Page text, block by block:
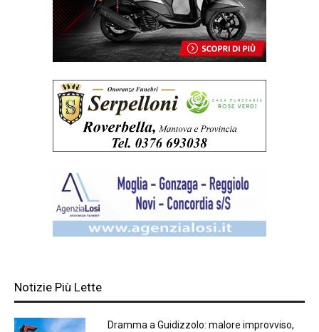
Notizie Più Lette
Dramma a Guidizzolo: malore improvviso,